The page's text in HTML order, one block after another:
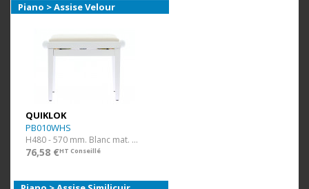
Piano > Assise Velour
QUIKLOK
PB010WHS
H480 - 570 mm. Blanc mat. Assise Velour.
76,58 €HT Conseillé